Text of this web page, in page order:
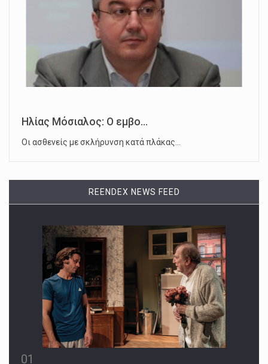
Ηλίας Μόσιαλος: Ο εμβο...
Οι ασθενείς με σκλήρυνση κατά πλάκας…
REENDEX NEWS FEED
01